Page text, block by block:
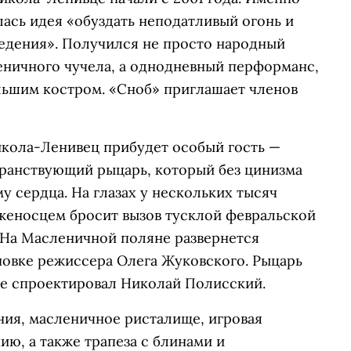
идея «обуздать неподатливый огонь и
Получился не просто народный
чучела, а однодневный перформанс,
костром. «Сноб» приглашает членов
Ленивец прибудет особый гость —
рыцарь, который без цинизма
сердца. На глазах у нескольких тысяч
бросит вызов тусклой февральской
Масленичной поляне развернется
режиссера Олега Жуковского. Рыцарь
спроектировал Николай Полисский.
масленичное ристалище, игровая
а также трапеза с блинами и